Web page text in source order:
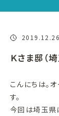
2019.12.26
Ｋさま邸（
こんにちは。
す。
今回は埼玉県